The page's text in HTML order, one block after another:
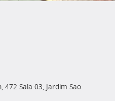
472 Sala 03, Jardim Sao